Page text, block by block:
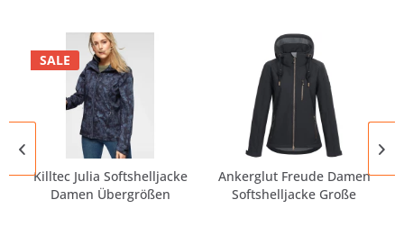
SALE
Killtec Julia Softshelljacke
Damen Übergrößen
Ankerglut Freude Damen
Softshelljacke Große